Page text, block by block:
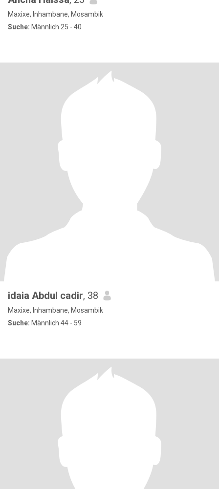
Maxixe, Inhambane, Mosambik
Suche: Männlich 25 - 40
idaia Abdul cadir, 38
Maxixe, Inhambane, Mosambik
Suche: Männlich 44 - 59